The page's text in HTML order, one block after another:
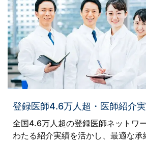
登録医師4.6万人超・医師紹介
全国4.6万人超の登録医師ネットワ
わたる紹介実績を活かし、最適な承